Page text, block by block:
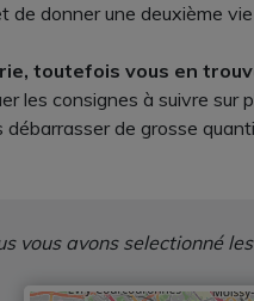
de donner une deuxième
toutefois vous en
les consignes à suivre
de grosse
vous avons selectionné